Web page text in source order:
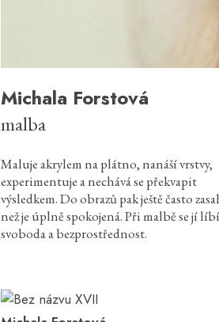
Michala Forstová
malba
Maluje akrylem na plátno, nanáší vrstvy,
experimentuje a nechává se překvapit
výsledkem. Do obrazů pak ještě často
než je úplně spokojená. Při malbě se jí líbí
svoboda a bezprostřednost.